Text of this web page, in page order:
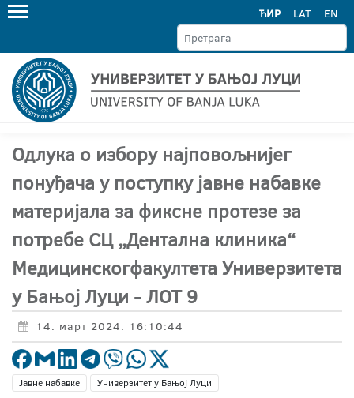
ЋИР LAT EN
Одлука о избору најповољнијег
понуђача у поступку јавне набавке
материјала за фиксне протезе за
потребе СЦ „Дентална клиника“
Медицинскогфакултета Универзитета
у Бањој Луци - ЛОТ 9
14. март 2024. 16:10:44
Јавне набавке
Универзитет у Бањој Луци